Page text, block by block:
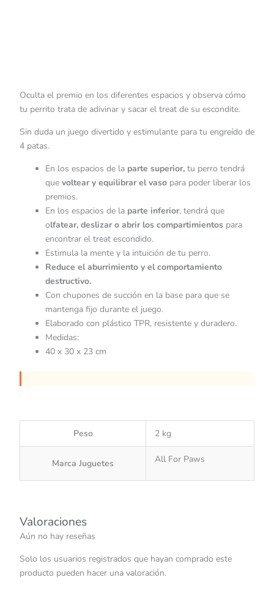
Oculta el premio en los diferentes espacios y observa cómo
tu perrito trata de adivinar y sacar el treat de su escondite.
Sin duda un juego divertido y estimulante para tu engreído de
4 patas.
En los espacios de la parte superior, tu perro tendrá
que voltear y equilibrar el vaso para poder liberar los
premios.
En los espacios de la parte inferior, tendrá que
olfatear, deslizar o abrir los compartimientos para
encontrar el treat escondido.
Estimula la mente y la intuición de tu perro.
Reduce el aburrimiento y el comportamiento
destructivo.
Con chupones de succión en la base para que se
mantenga fijo durante el juego.
Elaborado con plástico TPR, resistente y duradero.
Medidas:
40 x 30 x 23 cm
Peso 2 kg
Marca Juguetes All For Paws
Valoraciones
Aún no hay reseñas
Solo los usuarios registrados que hayan comprado este
producto pueden hacer una valoración.